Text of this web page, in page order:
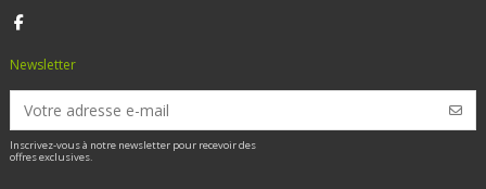
Newsletter
Inscrivez-vous à notre newsletter pour recevoir des
offres exclusives.